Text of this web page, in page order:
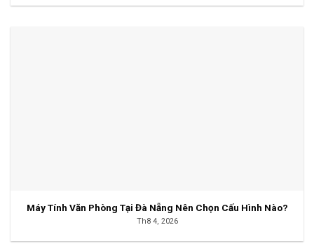
Máy Tính Văn Phòng Tại Đà Nẵng Nên Chọn Cấu Hình Nào?
Th8 4, 2026